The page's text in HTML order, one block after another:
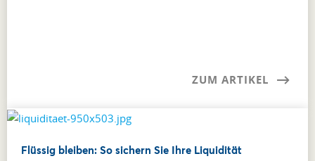
ZUM ARTIKEL
Flüssig bleiben: So sichern Sie Ihre Liquidität